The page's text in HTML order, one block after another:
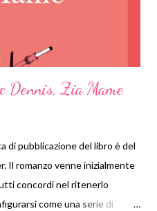
Dennis, Zia Mame
di pubblicazione del libro è del
Il romanzo venne inizialmente
concordi nel ritenerlo
come una serie di